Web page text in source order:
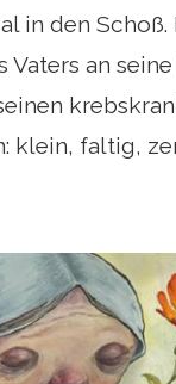
in den Schoß.
Vaters an
klein, faltig,